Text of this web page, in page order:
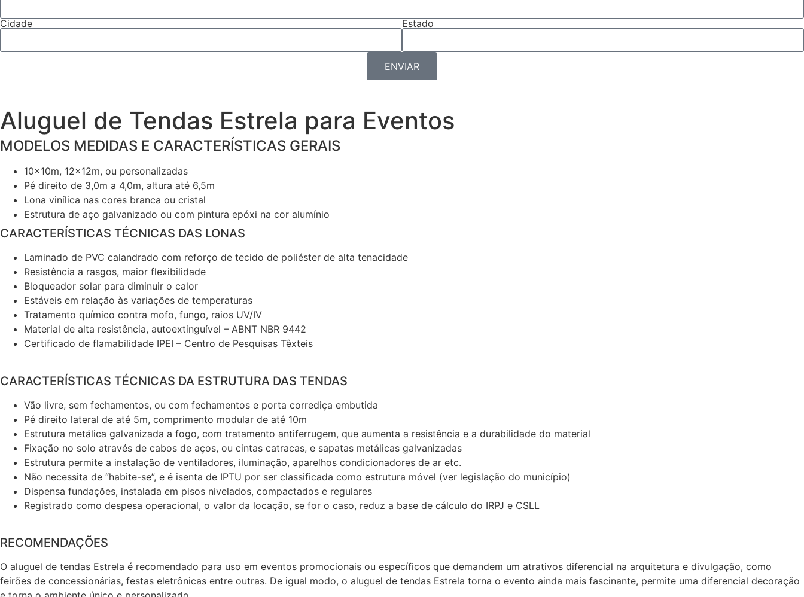
Cidade Estado
ENVIAR
Aluguel de Tendas Estrela para Eventos
MODELOS MEDIDAS E CARACTERÍSTICAS GERAIS
10x10m, 12x12m, ou personalizadas
Pé direito de 3,0m a 4,0m, altura até 6,5m
Lona vinílica nas cores branca ou cristal
Estrutura de aço galvanizado ou com pintura epóxi na cor alumínio
CARACTERÍSTICAS TÉCNICAS DAS LONAS
Laminado de PVC calandrado com reforço de tecido de poliéster de alta tenacidade
Resistência a rasgos, maior flexibilidade
Bloqueador solar para diminuir o calor
Estáveis em relação às variações de temperaturas
Tratamento químico contra mofo, fungo, raios UV/IV
Material de alta resistência, autoextinguível – ABNT NBR 9442
Certificado de flamabilidade IPEI – Centro de Pesquisas Têxteis
CARACTERÍSTICAS TÉCNICAS DA ESTRUTURA DAS TENDAS
Vão livre, sem fechamentos, ou com fechamentos e porta corrediça embutida
Pé direito lateral de até 5m, comprimento modular de até 10m
Estrutura metálica galvanizada a fogo, com tratamento antiferrugem, que aumenta a resistência e a durabilidade do material
Fixação no solo através de cabos de aços, ou cintas catracas, e sapatas metálicas galvanizadas
Estrutura permite a instalação de ventiladores, iluminação, aparelhos condicionadores de ar etc.
Não necessita de “habite-se”, e é isenta de IPTU por ser classificada como estrutura móvel (ver legislação do município)
Dispensa fundações, instalada em pisos nivelados, compactados e regulares
Registrado como despesa operacional, o valor da locação, se for o caso, reduz a base de cálculo do IRPJ e CSLL
RECOMENDAÇÕES
O aluguel de tendas Estrela é recomendado para uso em eventos promocionais ou específicos que demandem um atrativos diferencial na arquitetura e divulgação, como
feirões de concessionárias, festas eletrônicas entre outras. De igual modo, o aluguel de tendas Estrela torna o evento ainda mais fascinante, permite uma diferencial decoração